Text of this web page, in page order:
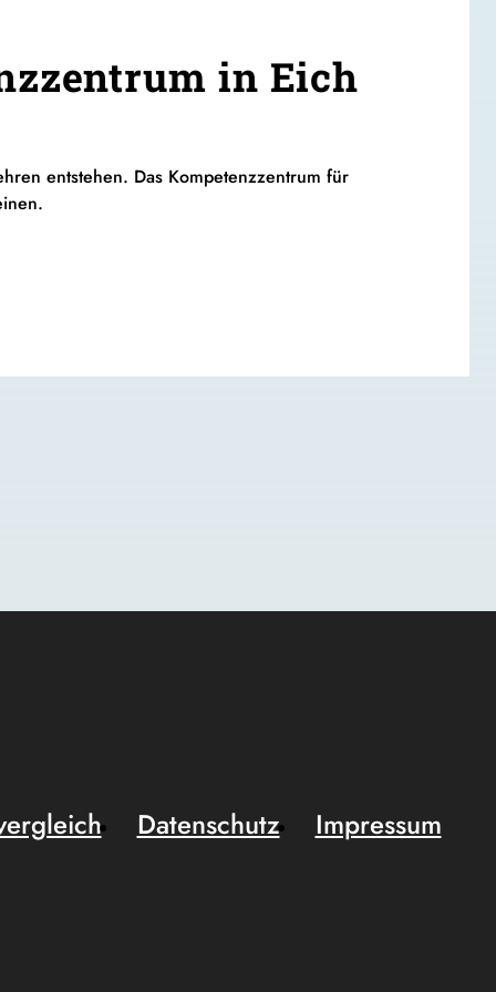
in Eich
entstehen. Das Kompetenzzentrum für
Datenschutz
Impressum